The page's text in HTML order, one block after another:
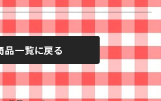
品一覧に戻る